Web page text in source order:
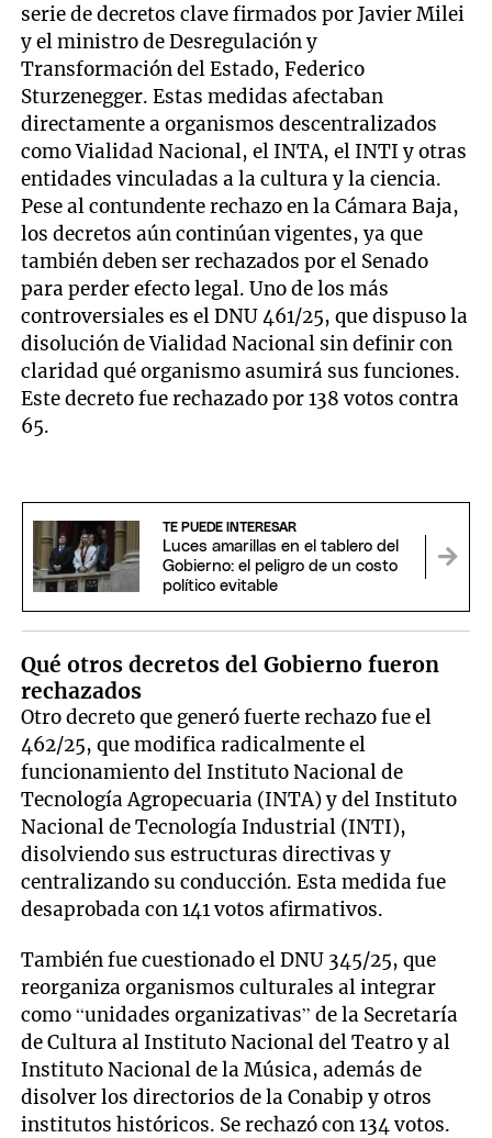
serie de decretos clave firmados por Javier Milei
y el ministro de Desregulación y
Transformación del Estado, Federico
Sturzenegger. Estas medidas afectaban
directamente a organismos descentralizados
como Vialidad Nacional, el INTA, el INTI y otras
entidades vinculadas a la cultura y la ciencia.
Pese al contundente rechazo en la Cámara Baja,
los decretos aún continúan vigentes, ya que
también deben ser rechazados por el Senado
para perder efecto legal. Uno de los más
controversiales es el DNU 461/25, que dispuso la
disolución de Vialidad Nacional sin definir con
claridad qué organismo asumirá sus funciones.
Este decreto fue rechazado por 138 votos contra
65.
TE PUEDE INTERESAR
Luces amarillas en el tablero del
Gobierno: el peligro de un costo
político evitable
Qué otros decretos del Gobierno fueron
rechazados
Otro decreto que generó fuerte rechazo fue el
462/25, que modifica radicalmente el
funcionamiento del Instituto Nacional de
Tecnología Agropecuaria (INTA) y del Instituto
Nacional de Tecnología Industrial (INTI),
disolviendo sus estructuras directivas y
centralizando su conducción. Esta medida fue
desaprobada con 141 votos afirmativos.
También fue cuestionado el DNU 345/25, que
reorganiza organismos culturales al integrar
como “unidades organizativas” de la Secretaría
de Cultura al Instituto Nacional del Teatro y al
Instituto Nacional de la Música, además de
disolver los directorios de la Conabip y otros
institutos históricos. Se rechazó con 134 votos.